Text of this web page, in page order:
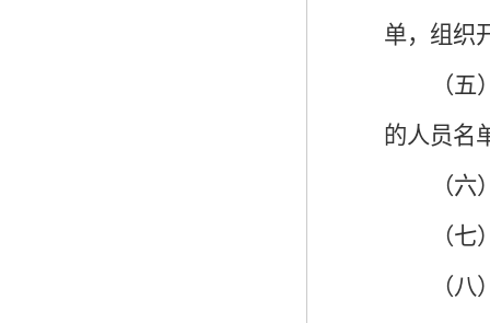
单，组织
（
的人员名
（六
（
（